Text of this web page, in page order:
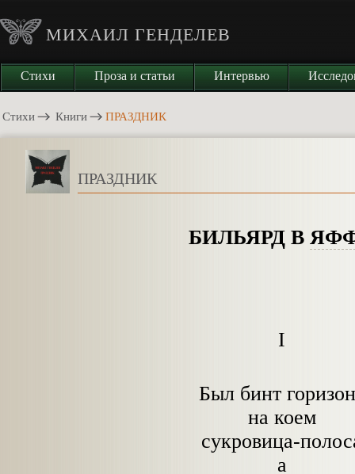
МИХАИЛ ГЕНДЕЛЕВ
Стихи Проза и статьи Интервью
Стихи Книги ПРАЗДНИК
ПРАЗДНИК
БИЛЬЯРД В
I
Был бинт
на коем
сукровица-
а